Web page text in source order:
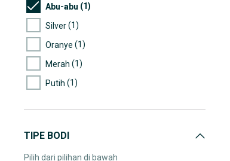
Abu-abu (1)
Silver(1)
Oranye (1)
Merah (1)
Putih (1)
TIPE BODI
Pilih dari pilihan di bawah